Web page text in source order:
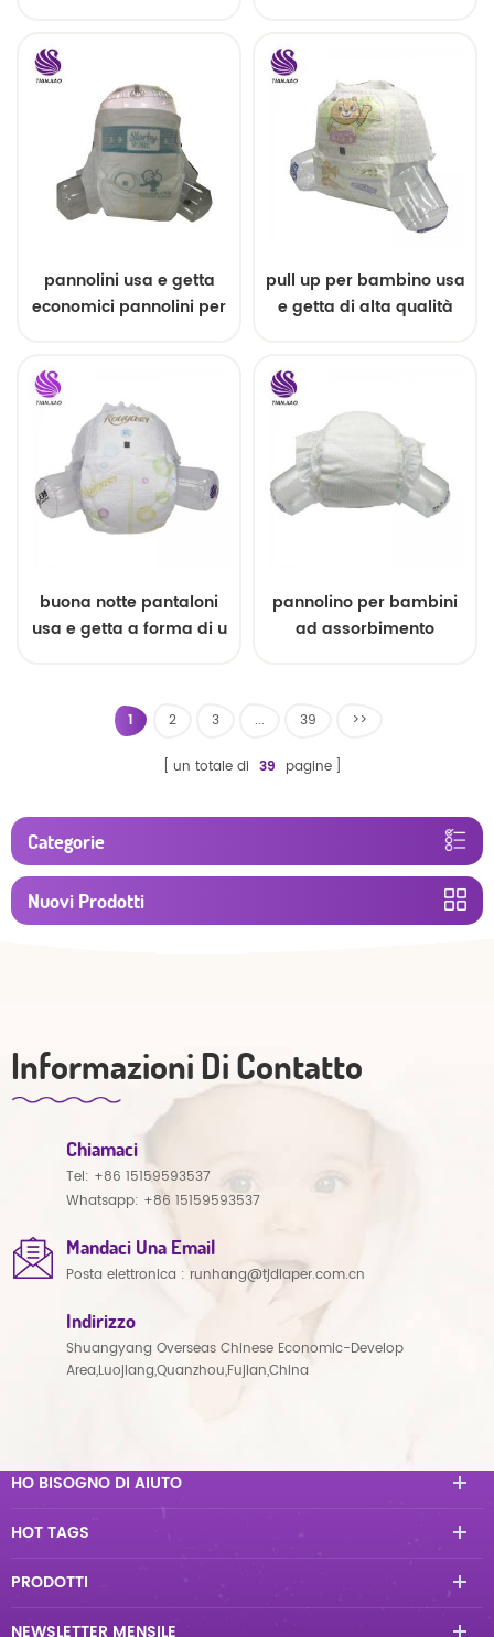
pannolini usa e getta
economici pannolini per
pull up per bambino usa
e getta di alta qualità
buona notte pantaloni
usa e getta a forma di u
pannolino per bambini
ad assorbimento
1 2 3 ... 39 >>
un totale di 39 pagine
Categorie
Nuovi Prodotti
Informazioni Di Contatto
Chiamaci
Tel: +86 15159593537
Whatsapp: +86 15159593537
Mandaci Una Email
Posta elettronica : runhang@tjdiaper.com.cn
Indirizzo
Shuangyang Overseas Chinese Economic-Develop
Area,Luojiang,Quanzhou,Fujian,China
HO BISOGNO DI AIUTO
HOT TAGS
PRODOTTI